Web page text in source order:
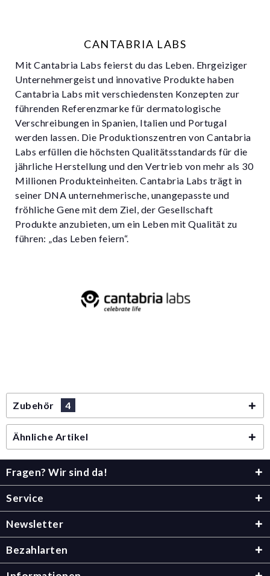
CANTABRIA LABS
Mit Cantabria Labs feierst du das Leben. Ehrgeiziger
Unternehmergeist und innovative Produkte haben
Cantabria Labs mit verschiedensten Konzepten zur
führenden Referenzmarke für dermatologische
Verschreibungen in Spanien, Italien und Portugal
werden lassen. Die Produktionszentren von Cantabria
Labs erfüllen die höchsten Qualitätsstandards für die
jährliche Herstellung und den Vertrieb von mehr als 30
Millionen Produkteinheiten. Cantabria Labs trägt in
seiner DNA unternehmerische, unangepasste und
fröhliche Gene mit dem Ziel, der Gesellschaft
Produkte anzubieten, um ein Leben mit Qualität zu
führen: „das Leben feiern“.
Zubehör 4
Ähnliche Artikel
Fragen? Wir sind da!
Service
Newsletter
Bezahlarten